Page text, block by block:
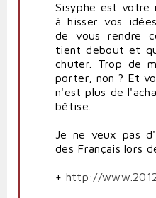
Sisyphe est votre
à hisser vos
de vous rendre
tient debout et
chuter. Trop de
porter, non ? Et
n'est plus de
bêtise.
Je ne veux pas
des Français lors
+ http://